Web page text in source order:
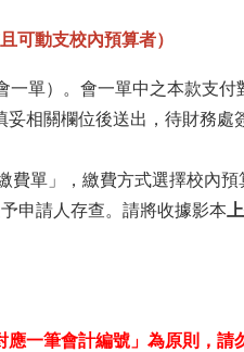
可動支校內預算者）
一單）。會一單中之本款支付
相關欄位後送出，待財務處
單」，繳費方式選擇校內
申請人存查。請將收據影本
一筆會計編號」為原則，請